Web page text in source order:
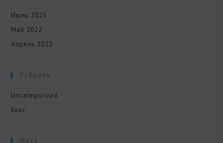
Июль 2025
Май 2022
Апрель 2022
Рубрики
Uncategorized
Блог
Мета